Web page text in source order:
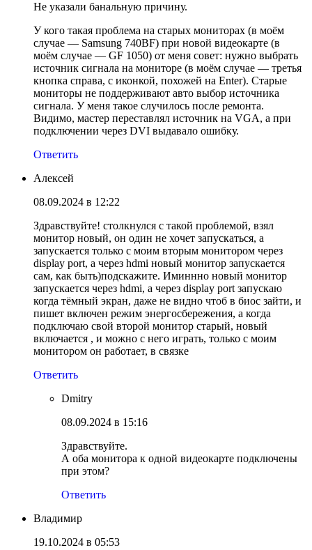
Не указали банальную причину.
У кого такая проблема на старых мониторах (в моём
случае — Samsung 740BF) при новой видеокарте (в
моём случае — GF 1050) от меня совет: нужно выбрать
источник сигнала на мониторе (в моём случае — третья
кнопка справа, с иконкой, похожей на Enter). Старые
мониторы не поддерживают авто выбор источника
сигнала. У меня такое случилось после ремонта.
Видимо, мастер переставлял источник на VGA, а при
подключении через DVI выдавало ошибку.
Ответить
Алексей
08.09.2024 в 12:22
Здравствуйте! столкнулся с такой проблемой, взял
монитор новый, он один не хочет запускаться, а
запускается только с моим вторым монитором через
display port, а через hdmi новый монитор запускается
сам, как быть)подскажите. Иминнно новый монитор
запускается через hdmi, а через display port запускаю
когда тёмный экран, даже не видно чтоб в биос зайти, и
пишет включен режим энергосбережения, а когда
подключаю свой второй монитор старый, новый
включается , и можно с него играть, только с моим
монитором он работает, в связке
Ответить
Dmitry
08.09.2024 в 15:16
Здравствуйте.
А оба монитора к одной видеокарте подключены
при этом?
Ответить
Владимир
19.10.2024 в 05:53